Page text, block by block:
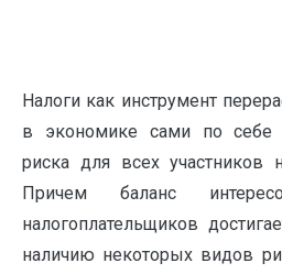
Налоги как инструмент
в экономике сами по себе
риска для всех участников
Причем баланс
налогоплательщиков
наличию некоторых видов